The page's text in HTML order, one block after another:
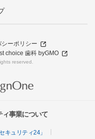
シーポリシー
choice 歯科 byGMO
reserved.
ィ事業について
キュリティ24」